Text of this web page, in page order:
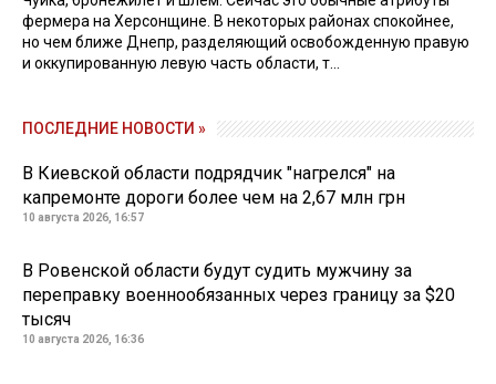
фермера на Херсонщине. В некоторых районах спокойнее,
но чем ближе Днепр, разделяющий освобожденную правую
и оккупированную левую часть области, т...
ПОСЛЕДНИЕ НОВОСТИ »
В Киевской области подрядчик "нагрелся" на
капремонте дороги более чем на 2,67 млн грн
10 августа 2026, 16:57
В Ровенской области будут судить мужчину за
переправку военнообязанных через границу за $20
тысяч
10 августа 2026, 16:36